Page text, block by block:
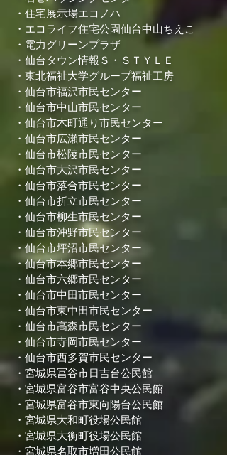
・住宅展示場エコノハ
・エコライフ住宅公園仙台中山ちえこ
・電力グリーンプラザ
・仙台タウン情報Ｓ・ＳＴＹＬＥ
・東北福祉大学グループ福祉工房
・仙台市福沢市民センター
・仙台市中山市民センター
・仙台市木町通り市民センター
・仙台市広瀬市民センター
・仙台市松陵市民センター
・仙台市大沢市民センター
・仙台市落合市民センター
・仙台市折立市民センター
・仙台市柳生市民センター
・仙台市沖野市民センター
・仙台市坪沼市民センター
・仙台市本郷市民センター
・仙台市六郷市民センター
・仙台市中田市民センター
・仙台市東中田市民センター
・仙台市高森市民センター
・仙台市寺岡市民センター
・仙台市西多賀市民センター
・宮城県冨谷市日吉台公民館
・宮城県富谷市富谷中央公民館
・宮城県富谷市東向陽台公民館
・宮城県大和町役場公民館
・宮城県大衡町役場公民館
・宮城県名取市増田公民館